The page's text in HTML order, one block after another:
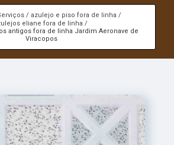
azulejo e piso fora de linha
eliane fora de linha
antigos fora de linha Jardim Aeronave de
Viracopos